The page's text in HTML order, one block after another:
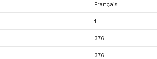
Français
1
376
376